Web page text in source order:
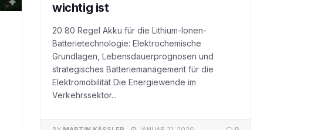
wichtig ist
20 80 Regel Akku für die Lithium-Ionen-
Batterietechnologie: Elektrochemische
Grundlagen, Lebensdauerprognosen und
strategisches Batteriemanagement für die
Elektromobilität Die Energiewende im
Verkehrssektor...